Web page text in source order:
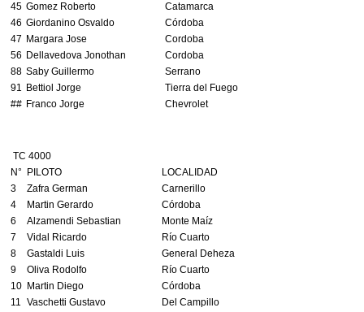
45 Gomez Roberto
Catamarca
46 Giordanino Osvaldo
Córdoba
47 Margara Jose
Cordoba
56 Dellavedova Jonothan
Cordoba
88 Saby Guillermo
Serrano
91 Bettiol Jorge
Tierra del Fuego
## Franco Jorge Chevrolet
TC 4000
N°
PILOTO
LOCALIDAD
3
Zafra German
Carnerillo
4
Martin Gerardo
Córdoba
6
Alzamendi Sebastian
Monte Maíz
7
Vidal Ricardo
Río Cuarto
8
Gastaldi Luis
General Deheza
9
Oliva Rodolfo
Río Cuarto
10 Martin Diego
Córdoba
11
Vaschetti Gustavo
Del Campillo